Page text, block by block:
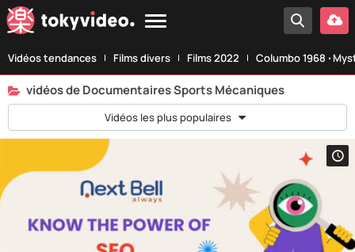
Vidéos tendances Films divers Films 2022 Columbo 1968 ‧
vidéos de Documentaires Sports Mécaniques
Vidéos les plus populaires